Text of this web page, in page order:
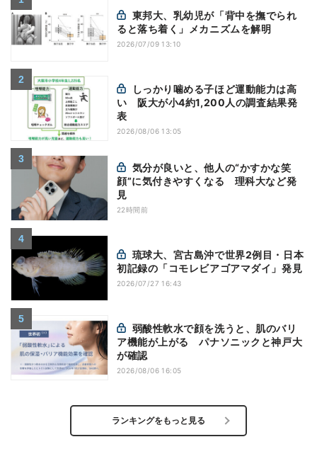
ると落ち着く」メカニズムを解明
2026/07/09 13:10
い 阪大が小4約1,200人の調査結果発
表
2026/08/06 13:05
顔”に気付きやすくなる 理科大など発
見
22時間前
初記録の「コモレビアゴアマダイ」発見
2026/07/27 16:43
ア機能が上がる パナソニックと神戸大
が確認
2026/08/06 16:05
ランキングをもっと見る